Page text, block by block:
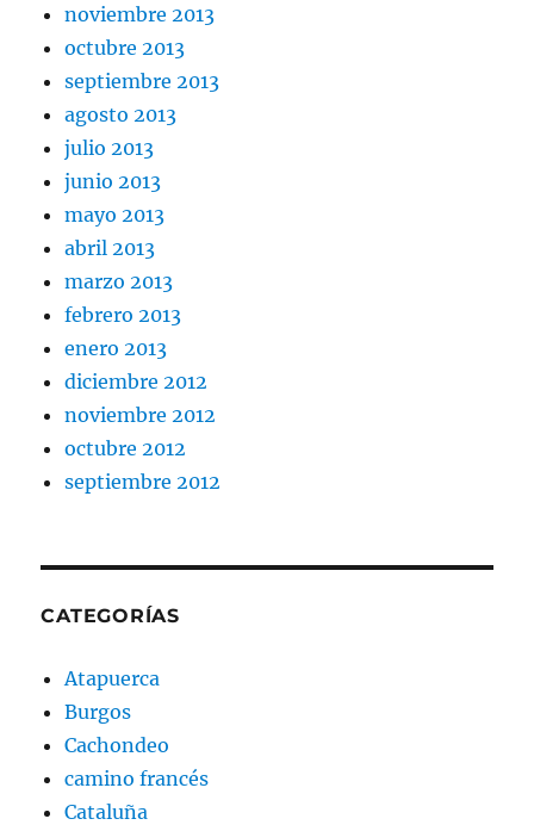
noviembre 2013
octubre 2013
septiembre 2013
agosto 2013
julio 2013
junio 2013
mayo 2013
abril 2013
marzo 2013
febrero 2013
enero 2013
diciembre 2012
noviembre 2012
octubre 2012
septiembre 2012
CATEGORÍAS
Atapuerca
Burgos
Cachondeo
camino francés
Cataluña